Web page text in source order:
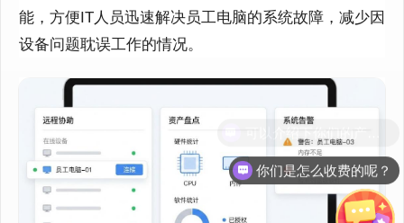
能，方便IT人员迅速解决员工电脑的系统故障，减少因
设备问题耽误工作的情况。
你们是怎么收费的呢？